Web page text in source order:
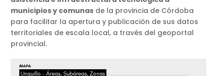
municipios y comunas de la provincia de Córdoba
para facilitar la apertura y publicación de sus datos
territoriales de escala local, a través del geoportal
provincial.